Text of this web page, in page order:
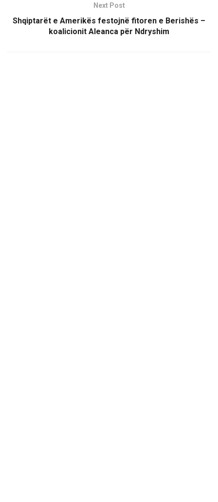
Next Post
Shqiptarët e Amerikës festojnë fitoren e Berishës –
koalicionit Aleanca për Ndryshim